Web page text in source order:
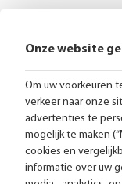
Volg ons online:
Gratis bezorging
Advies op maat
Onze website
Om uw voorkeuren
verkeer naar onze
advertenties te
mogelijk te maken
cookies en
informatie over uw